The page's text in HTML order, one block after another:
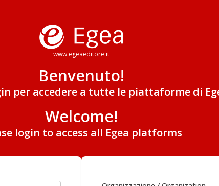
www.egeaeditore.it
Benvenuto!
per accedere a tutte le piattaforme di
Welcome!
login to access all Egea platforms